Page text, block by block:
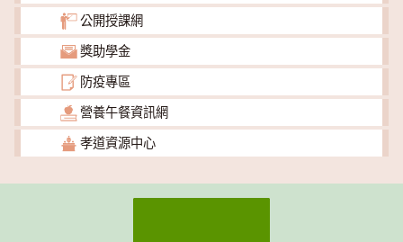
公開授課網
獎助學金
防疫專區
營養午餐資訊網
孝道資源中心